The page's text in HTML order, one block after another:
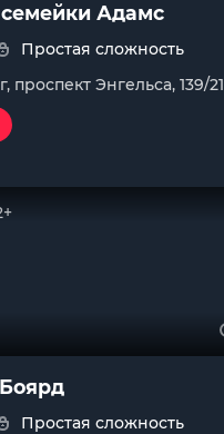
Адамс
Простая сложность
проспект Энгельса, 139/21
Простая сложность